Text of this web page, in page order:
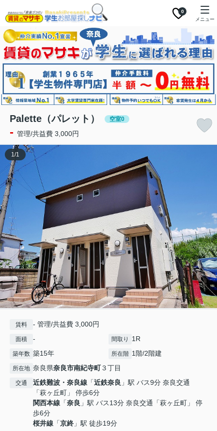
0
メニュー
Palette（パレット） 空室0
- 管理/共益費 3,000円
1/1
賃料 - 管理/共益費 3,000円
面積 - 間取り 1R
築年数 築15年 所在階 1階/2階建
所在地 奈良県奈良市南紀寺町３丁目
交通 近鉄難波・奈良線 「近鉄奈良 」駅 バス9分 奈良交通
「萩ヶ丘町」 停歩6分
関西本線 「奈良 」駅 バス13分 奈良交通「萩ヶ丘町」 停
歩6分
桜井線 「京終 」駅 徒歩19分